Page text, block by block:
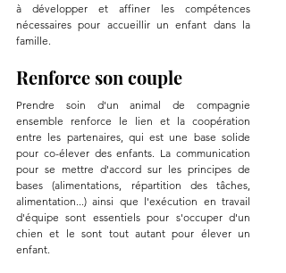
à développer et affiner les compétences
nécessaires pour accueillir un enfant dans la
famille.
Renforce son couple
Prendre soin d'un animal de compagnie
ensemble renforce le lien et la coopération
entre les partenaires, qui est une base solide
pour co-élever des enfants. La communication
pour se mettre d'accord sur les principes de
bases (alimentations, répartition des tâches,
alimentation...) ainsi que l'exécution en travail
d'équipe sont essentiels pour s'occuper d'un
chien et le sont tout autant pour élever un
enfant.